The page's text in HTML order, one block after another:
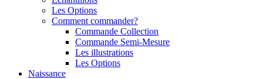
Les Options
Comment commander?
Commande Collection
Commande Semi-Mesure
Les illustrations
Les Options
Naissance